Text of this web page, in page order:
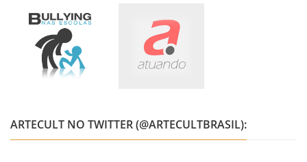
ARTECULT NO TWITTER (@ARTECULTBRASIL):